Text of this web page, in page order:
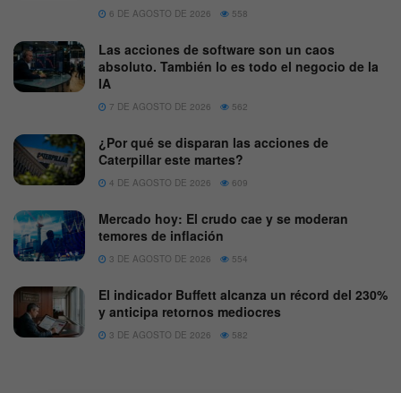
6 DE AGOSTO DE 2026 558
Las acciones de software son un caos
absoluto. También lo es todo el negocio de la
IA
7 DE AGOSTO DE 2026 562
¿Por qué se disparan las acciones de
Caterpillar este martes?
4 DE AGOSTO DE 2026 609
Mercado hoy: El crudo cae y se moderan
temores de inflación
3 DE AGOSTO DE 2026 554
El indicador Buffett alcanza un récord del 230%
y anticipa retornos mediocres
3 DE AGOSTO DE 2026 582